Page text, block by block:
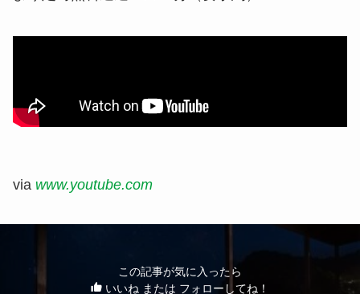
via www.youtube.com
この記事が気に入ったら
いいね または フォローしてね！